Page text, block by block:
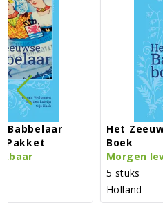
Het Zeeuwse Babbelaar
Boek
Morgen leverbaar